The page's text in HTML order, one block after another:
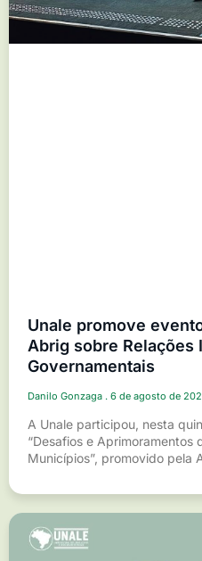
Unale promove
Abrig sobre Relações
Governamentais
Danilo Gonzaga 6 de agosto de
A Unale participou, nesta
“Desafios e Aprimoramentos
Municípios”, promovido pela